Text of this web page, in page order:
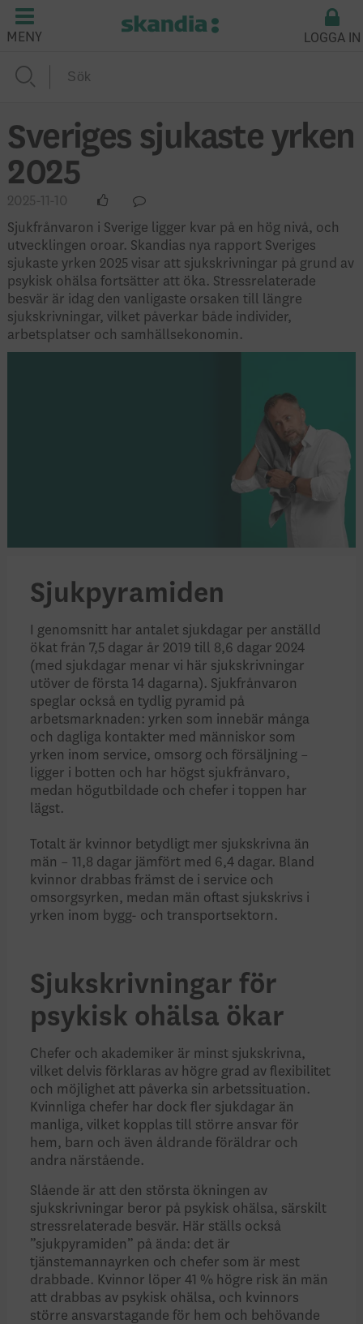
MENY LOGGA IN
Sveriges sjukaste yrken
2025
2025-11-10
Sjukfrånvaron i Sverige ligger kvar på en hög nivå, och
utvecklingen oroar. Skandias nya rapport Sveriges
sjukaste yrken 2025 visar att sjukskrivningar på grund av
psykisk ohälsa fortsätter att öka. Stressrelaterade
besvär är idag den vanligaste orsaken till längre
sjukskrivningar, vilket påverkar både individer,
arbetsplatser och samhällsekonomin.
Sjukpyramiden
I genomsnitt har antalet sjukdagar per anställd
ökat från 7,5 dagar år 2019 till 8,6 dagar 2024
(med sjukdagar menar vi här sjukskrivningar
utöver de första 14 dagarna). Sjukfrånvaron
speglar också en tydlig pyramid på
arbetsmarknaden: yrken som innebär många
och dagliga kontakter med människor som
yrken inom service, omsorg och försäljning –
ligger i botten och har högst sjukfrånvaro,
medan högutbildade och chefer i toppen har
lägst.
Totalt är kvinnor betydligt mer sjukskrivna än
män – 11,8 dagar jämfört med 6,4 dagar. Bland
kvinnor drabbas främst de i service och
omsorgsyrken, medan män oftast sjukskrivs i
yrken inom bygg- och transportsektorn.
Sjukskrivningar för
psykisk ohälsa ökar
Chefer och akademiker är minst sjukskrivna,
vilket delvis förklaras av högre grad av flexibilitet
och möjlighet att påverka sin arbetssituation.
Kvinnliga chefer har dock fler sjukdagar än
manliga, vilket kopplas till större ansvar för
hem, barn och även åldrande föräldrar och
andra närstående.
Slående är att den största ökningen av
sjukskrivningar beror på psykisk ohälsa, särskilt
stressrelaterade besvär. Här ställs också
”sjukpyramiden” på ända: det är
tjänstemannayrken och chefer som är mest
drabbade. Kvinnor löper 41 % högre risk än män
att drabbas av psykisk ohälsa, och kvinnors
större ansvarstagande för hem och behövande